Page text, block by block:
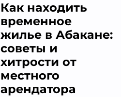
Как находить
временное
жилье в Абакане:
советы и
хитрости от
местного
арендатора